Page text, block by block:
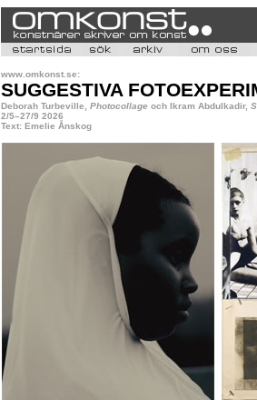
www.omkonst.se:
SUGGESTIVA
Deborah Turbeville, Photocollage och Ikram Abdulkadir,
2/5–27/9 2026
Text: Emelie Ånskog